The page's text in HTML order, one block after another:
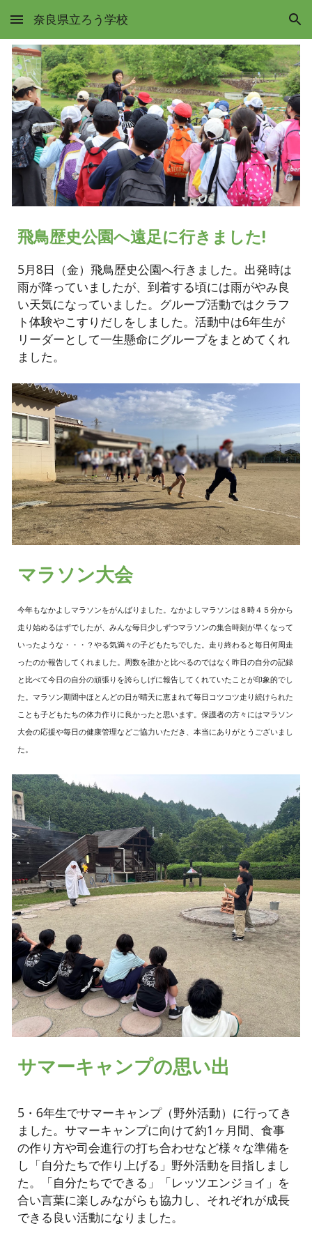
Skip to main content Skip to navigation
奈良県立ろう学校
飛鳥歴史公園へ遠足に行きました!
5月8日（金）飛鳥歴史公園へ行きました。出発時は
雨が降っていましたが、到着する頃には雨がやみ良
い天気になっていました。グループ活動ではクラフ
ト体験やこすりだしをしました。活動中は6年生が
リーダーとして一生懸命にグループをまとめてくれ
ました。
マラソン大会
今年もなかよしマラソンをがんばりました。なかよしマラソンは８時４５分から
走り始めるはずでしたが、みんな毎日少しずつマラソンの集合時刻が早くなって
いったような・・・？やる気満々の子どもたちでした。走り終わると毎日何周走
ったのか報告してくれました。周数を誰かと比べるのではなく昨日の自分の記録
と比べて今日の自分の頑張りを誇らしげに報告してくれていたことが印象的でし
た。マラソン期間中ほとんどの日が晴天に恵まれて毎日コツコツ走り続けられた
ことも子どもたちの体力作りに良かったと思います。保護者の方々にはマラソン
大会の応援や毎日の健康管理などご協力いただき、本当にありがとうございまし
た。
サマーキャンプの思い出
5・6年生でサマーキャンプ（野外活動）に行ってき
ました。サマーキャンプに向けて約1ヶ月間、食事
の作り方や司会進行の打ち合わせなど様々な準備を
し「自分たちで作り上げる」野外活動を目指しまし
た。「自分たちでできる」「レッツエンジョイ」を
合い言葉に楽しみながらも協力し、それぞれが成長
できる良い活動になりました。